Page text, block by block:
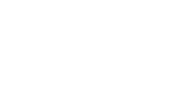
different versions of lyrics.  The